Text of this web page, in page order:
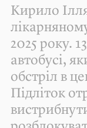
Кирило
2025 року.
автобусі,
обстріл в
Підліток